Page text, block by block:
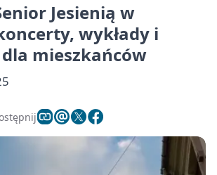
Jesienią w
wykłady i
mieszkańców